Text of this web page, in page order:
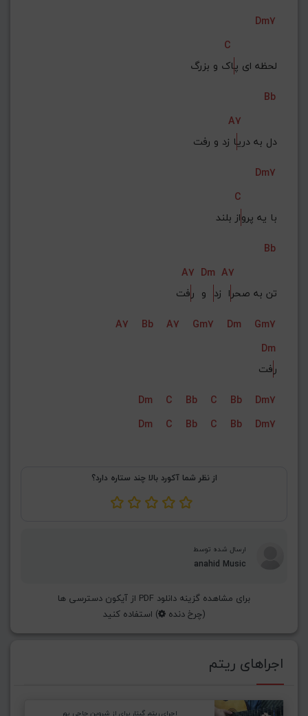
Dm7
C
لحظه ای پاک و بزرگ
Bb
A7
دل به دریا زد و رفت
Dm7
C
با یه پرواز بلند
Bb
A7 Dm A7
تن به صحرا  زد
  و  ر
فت
A7
Bb A7 Gm7 Dm
Gm7
Dm
رفت
Dm
C Bb C Bb
Dm7
Dm
C Bb C Bb Dm7
از نظر شما آکورد بالا چند ستاره دارد؟
ارسال شده توسط
anahid Music
برای مشاهده گزینه دانلود PDF از آیکون دسترسی ها
(چرخ دنده ) استفاده کنید
اجراهای ریتم
اجرای ریتم گیتار برای از شروین حاجی پور